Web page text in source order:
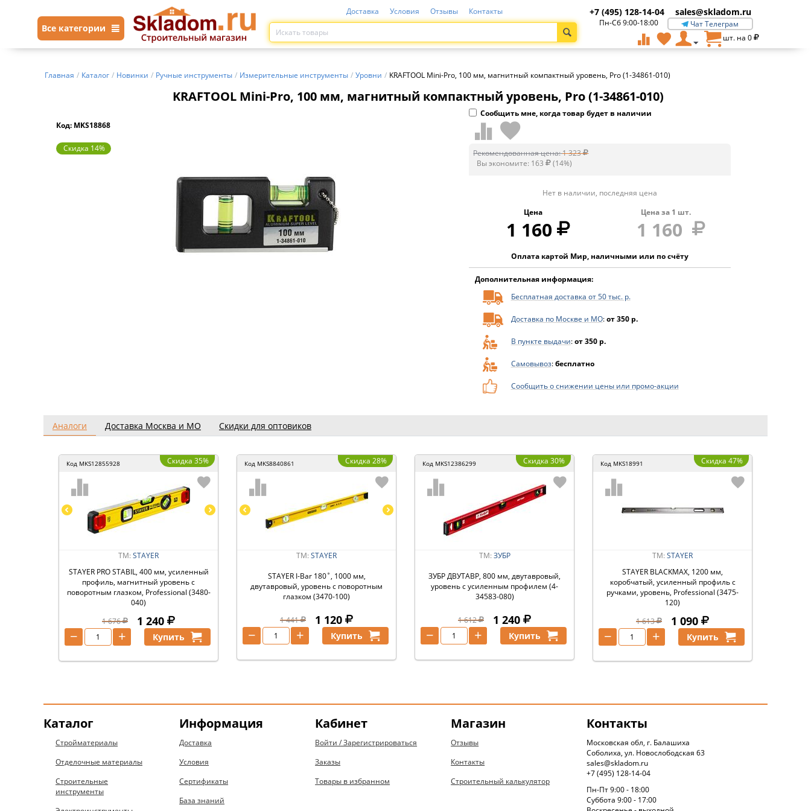
Все категории
Доставка Условия Отзывы Контакты +7 (495) 128-14-04 sales@skladom.ru
Пн-Сб 9:00-18:00
Чат Телеграм
шт. на 0
Главная / Каталог / Новинки / Ручные инструменты / Измерительные инструменты / Уровни / KRAFTOOL Mini-Pro, 100 мм, магнитный компактный уровень, Pro (1-34861-010)
KRAFTOOL Mini-Pro, 100 мм, магнитный компактный уровень, Pro (1-34861-010)
Код: MKS18868
Скидка 14%
Сообщить мне, когда товар будет в наличии
Рекомендованная цена:1 323
Вы экономите: 163 (14%)
Нет в наличии, последняя цена
Цена
1 160
Цена за 1 шт.
1 160
Оплата картой Мир, наличными или по счёту
Дополнительная информация:
Бесплатная доставка от 50 тыс. р.
Доставка по Москве и МО:от 350 р.
В пункте выдачи:от 350 р.
Самовывоз:бесплатно
Сообщить о снижении цены или промо-акции
Аналоги Доставка Москва и МО Скидки для оптовиков
Код MKS12855928 Скидка 35%
ТМ: STAYER
STAYER PRO STABIL, 400 мм, усиленный
профиль, магнитный уровень с
поворотным глазком, Professional (3480-
040)
1 676
1 240
+
− Купить
Код MKS8840861 Скидка 28%
ТМ: STAYER
STAYER I-Bar 180˚, 1000 мм,
двутавровый, уровень с поворотным
глазком (3470-100)
1 441 1 120
+
− Купить
Код MKS12386299 Скидка 30%
ТМ: ЗУБР
ЗУБР ДВУТАВР, 800 мм, двутавровый,
уровень с усиленным профилем (4-
34583-080)
1 612 1 240
+
− Купить
Код MKS18991 Скидка 47%
ТМ: STAYER
STAYER BLACKMAX, 1200 мм,
коробчатый, усиленный профиль с
ручками, уровень, Professional (3475-
120)
1 613
1 090
+
− Купить
Каталог
Стройматериалы
Отделочные материалы
Строительные
инструменты
Информация
Доставка
Условия
Сертификаты
База знаний
Кабинет
Войти / Зарегистрироваться
Заказы
Товары в избранном
Магазин
Отзывы
Контакты
Строительный калькулятор
Контакты
Московская обл, г. Балашиха
Соболиха, ул. Новослободская 63
sales@skladom.ru
+7 (495) 128-14-04
Пн-Пт 9:00 - 18:00
Суббота 9:00 - 17:00